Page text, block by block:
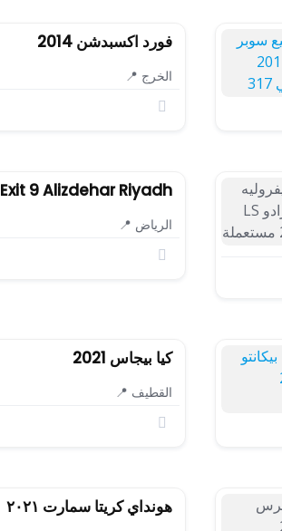
فورد اكسبدشن 2014
الخرج 📍
Exit 9 Alizdehar Riyadh
الرياض 📍
كيا بيجاس 2021
القطيف 📍
هونداي كريتا سمارت ٢٠٢١